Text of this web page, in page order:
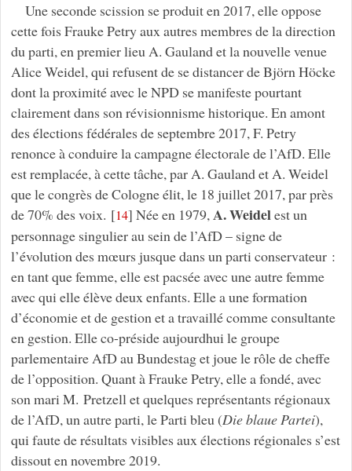
Une seconde scission se produit en 2017, elle oppose
cette fois Frauke Petry aux autres membres de la direction
du parti, en premier lieu A. Gauland et la nouvelle venue
Alice Weidel, qui refusent de se distancer de Björn Höcke
dont la proximité avec le NPD se manifeste pourtant
clairement dans son révisionnisme historique. En amont
des élections fédérales de septembre 2017, F. Petry
renonce à conduire la campagne électorale de l’AfD. Elle
est remplacée, à cette tâche, par A. Gauland et A. Weidel
que le congrès de Cologne élit, le 18 juillet 2017, par près
de 70% des voix. [14] Née en 1979,A. Weidelest un
personnage singulier au sein de l’AfD – signe de
l’évolution des mœurs jusque dans un parti conservateur :
en tant que femme, elle est pacsée avec une autre femme
avec qui elle élève deux enfants. Elle a une formation
d’économie et de gestion et a travaillé comme consultante
en gestion. Elle co-préside aujourdhui le groupe
parlementaire AfD au Bundestag et joue le rôle de cheffe
de l’opposition. Quant à Frauke Petry, elle a fondé, avec
son mari M. Pretzell et quelques représentants régionaux
de l’AfD, un autre parti, le Parti bleu (Die blaue Partei),
qui faute de résultats visibles aux élections régionales s’est
dissout en novembre 2019.